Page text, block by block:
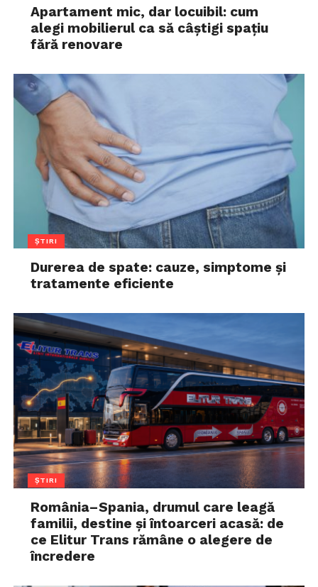
Apartament mic, dar locuibil: cum
alegi mobilierul ca să câștigi spațiu
fără renovare
ȘTIRI
Durerea de spate: cauze, simptome și
tratamente eficiente
ȘTIRI
România–Spania, drumul care leagă
familii, destine și întoarceri acasă: de
ce Elitur Trans rămâne o alegere de
încredere